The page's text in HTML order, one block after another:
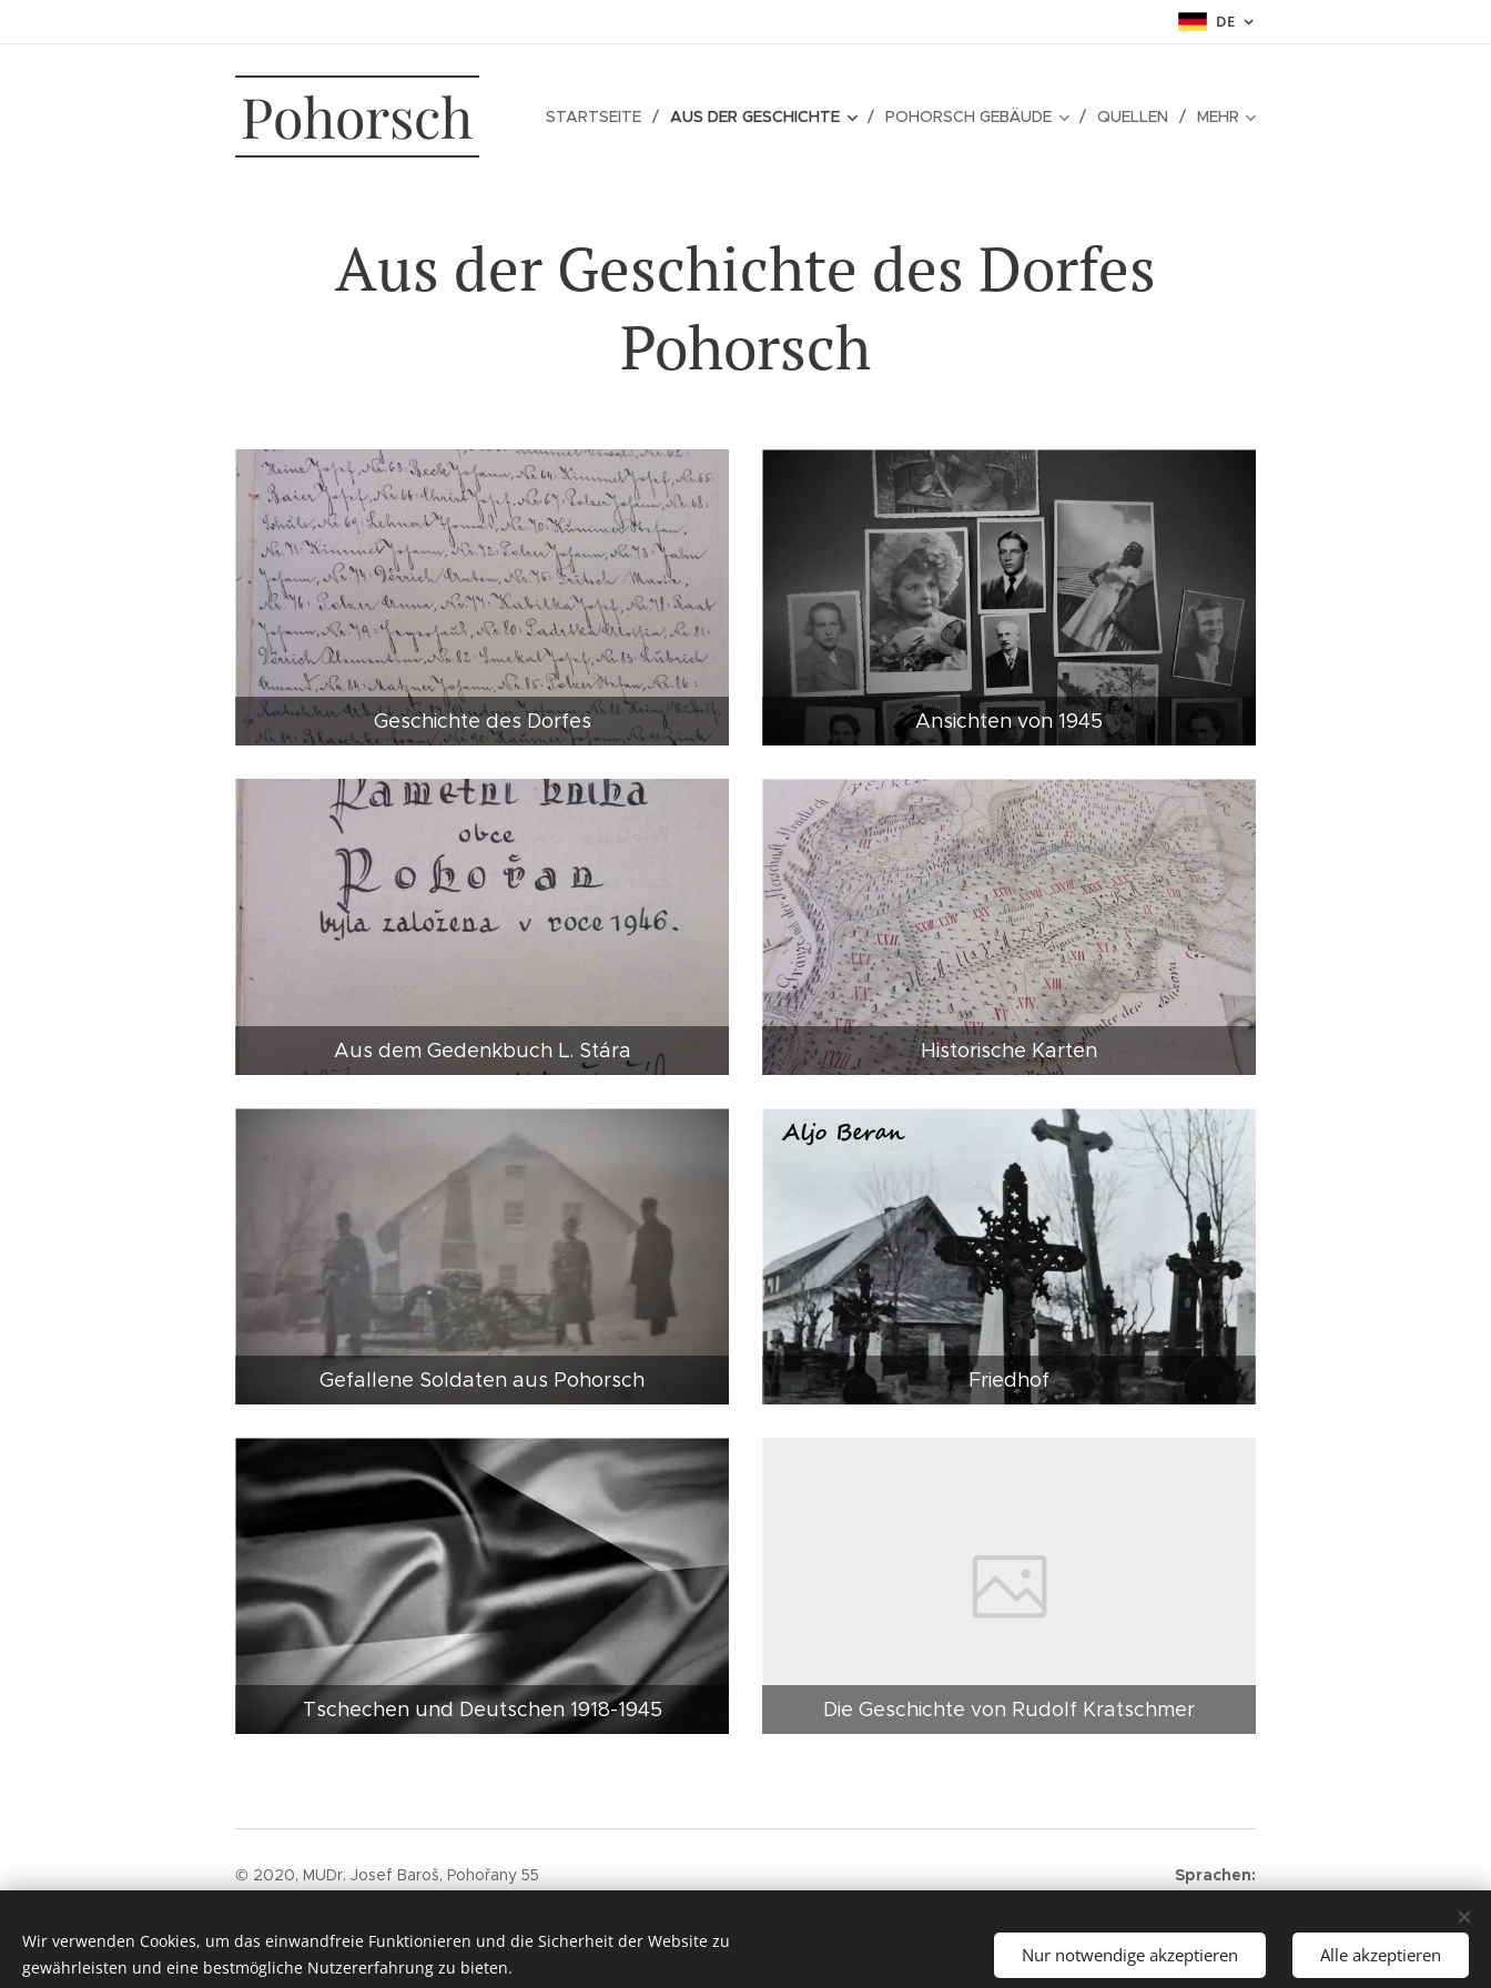
DE
Pohorsch STARTSEITE AUS DER GESCHICHTE POHORSCH GEBÄUDE QUELLEN MEHR
Aus der Geschichte des Dorfes
Pohorsch
Geschichte des Dorfes Ansichten von 1945
Aus dem Gedenkbuch L. Stára Historische Karten
Gefallene Soldaten aus Pohorsch Friedhof
Tschechen und Deutschen 1918-1945 Die Geschichte von Rudolf Kratschmer
© 2020, MUDr. Josef Baroš, Pohořany 55
Erkenntnissen aktualisiert.
Cookies
Sprachen
Wir verwenden Cookies, um das einwandfreie Funktionieren und die Sicherheit der Website zu
gewährleisten und eine bestmögliche Nutzererfahrung zu bieten.
Nur notwendige akzeptieren Alle akzeptieren